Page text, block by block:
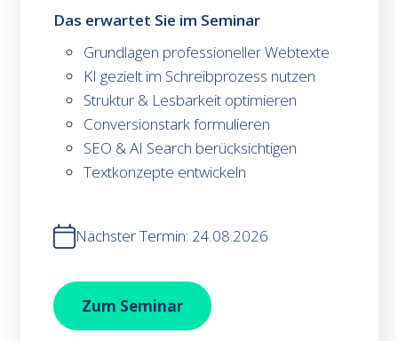
Das erwartet Sie im Seminar
Grundlagen professioneller Webtexte
KI gezielt im Schreibprozess nutzen
Struktur & Lesbarkeit optimieren
Conversionstark formulieren
SEO & AI Search berücksichtigen
Textkonzepte entwickeln
Nächster Termin: 24.08.2026
Zum Texten fürs Web im KI-Zeitalter
Seminar